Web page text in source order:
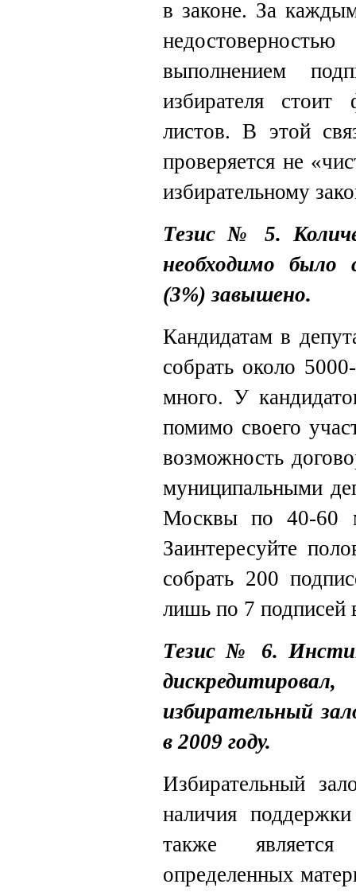
в законе. За
выполнением
избирателя стоит
листов. В этой
проверяется не
избирательному
Тезис № 5.
необходимо было
(3%) завышено.
Кандидатам в
собрать около
много. У
помимо своего
возможность
муниципальными
Москвы по 40-60
Заинтересуйте
собрать 200
лишь по 7 подписей
Тезис № 6.
избирательный
в 2009 году.
Избирательный
наличия
также
определенных